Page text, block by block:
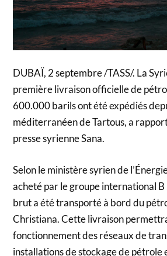
DUBAÏ, 2 septembre /TASS/. La
première livraison officielle de
600.000 barils ont été expédiés
méditerranéen de Tartous, a
presse syrienne Sana.
Selon le ministère syrien de
acheté par le groupe international B
brut a été transporté à bord du
Christiana. Cette livraison
fonctionnement des réseaux de
installations de stockage de pétrole